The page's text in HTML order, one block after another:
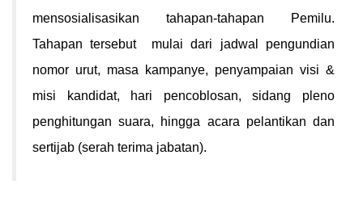
mensosialisasikan tahapan-tahapan Pemil u.
Tahapan tersebut mulai dari jadwal pengundian
nomor urut, masa kampanye, penyampaian visi &
misi kandidat, hari pencoblosan, sidang p leno
penghitungan suara, hingga acara pelantikan dan
sertijab (serah terima jabatan).